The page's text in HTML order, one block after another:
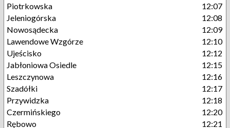
Piotrkowska
12:07
Jeleniogórska
12:08
Nowosądecka
12:09
Lawendowe Wzgórze
12:10
Ujeścisko
12:12
Jabłoniowa Osiedle
12:15
Leszczynowa
12:16
Szadółki
12:17
Przywidzka
12:18
Czermińskiego
12:20
Rębowo
12:21